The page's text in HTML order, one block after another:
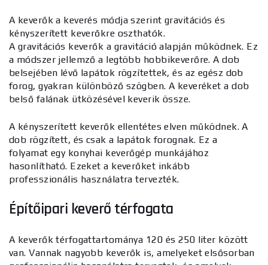
A keverők a keverés módja szerint gravitációs és
kényszerített keverőkre oszthatók.
A gravitációs keverők a gravitáció alapján működnek. Ez
a módszer jellemző a legtöbb hobbikeverőre. A dob
belsejében lévő lapátok rögzítettek, és az egész dob
forog, gyakran különböző szögben. A keveréket a dob
belső falának ütközésével keverik össze.
A kényszerített keverők ellentétes elven működnek. A
dob rögzített, és csak a lapátok forognak. Ez a
folyamat egy konyhai keverőgép munkájához
hasonlítható. Ezeket a keverőket inkább
professzionális használatra tervezték.
Építőipari keverő térfogata
A keverők térfogattartománya 120 és 250 liter között
van. Vannak nagyobb keverők is, amelyeket elsősorban